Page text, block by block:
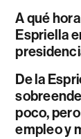
A qué
Espriella
De la
poco,
empleo y